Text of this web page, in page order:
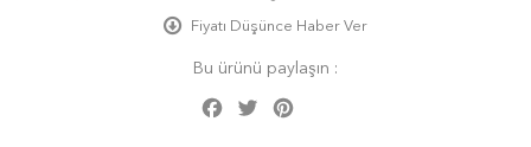
Fiyatı Düşünce Haber Ver
Bu ürünü paylaşın :
Facebook
Twitter